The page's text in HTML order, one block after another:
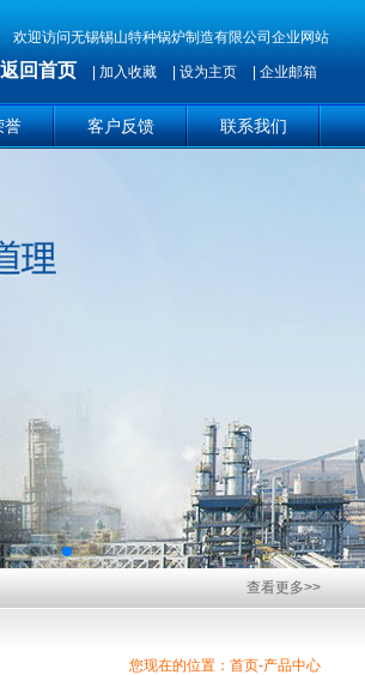
欢迎访问无锡锡山特种锅炉制造有限公司企业网站
返回首页 加入收藏 设为主页 企业邮箱
誉 客户反馈 联系我们
查看更多>>
您现在的位置：首页-产品中心